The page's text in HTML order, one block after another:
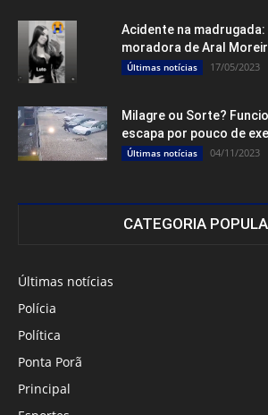
Acidente na
moradora de Aral
Últimas notícias 17/05/2023
Milagre ou Sorte?
escapa por pouco de
Últimas notícias 04/11/2023
CATEGORIA
Últimas notícias
Polícia
Política
Ponta Porã
Principal